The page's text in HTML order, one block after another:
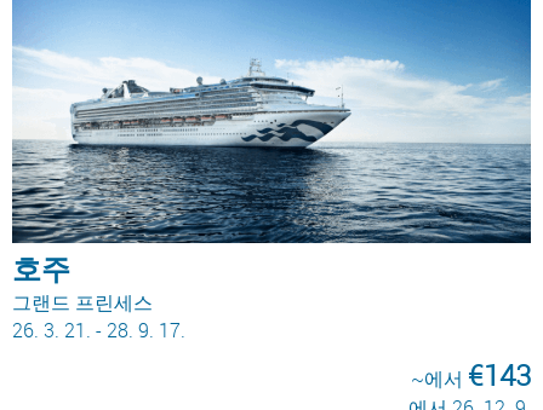
호주
그랜드 프린세스
26. 3. 21. - 28. 9. 17.
~에서 €143